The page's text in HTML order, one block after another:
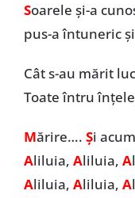
Soarele și-a
pus-a întuneric
Cât s-au mărit
Toate întru
Mărire…. Și
Aliluia, Aliluia, A
Aliluia, Aliluia, A